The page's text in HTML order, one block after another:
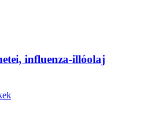
influenza-illóolaj